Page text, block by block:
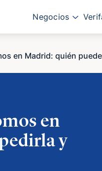
Negocios
en Madrid: quién
en
y